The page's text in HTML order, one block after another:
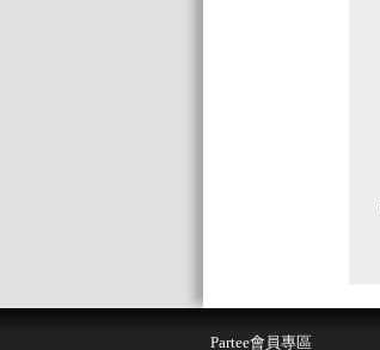
Partee會員專區